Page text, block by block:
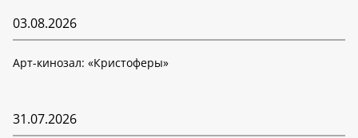
03.08.2026
Арт-кинозал: «Кристоферы»
31.07.2026